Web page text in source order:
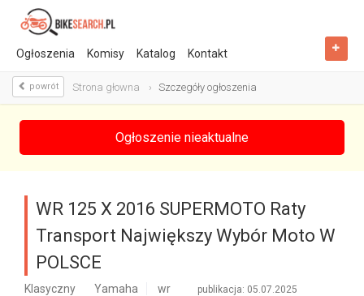
Ogłoszenia Komisy Katalog Kontakt
powrót Strona głowna Szczegóły ogłoszenia
Ogłoszenie nieaktualne
WR 125 X 2016 SUPERMOTO Raty
Transport Największy Wybór Moto W
POLSCE
Klasyczny Yamaha wr publikacja: 05.07.2025